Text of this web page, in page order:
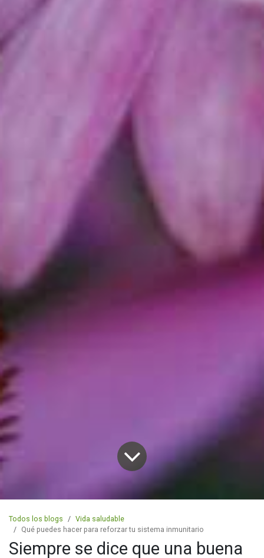
Todos los blogs
Vida saludable
Qué puedes hacer para reforzar tu sistema inmunitario
Siempre se dice que una buena